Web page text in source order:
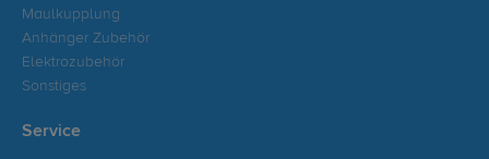
Maulkupplung
Anhänger Zubehör
Elektrozubehör
Sonstiges
Service